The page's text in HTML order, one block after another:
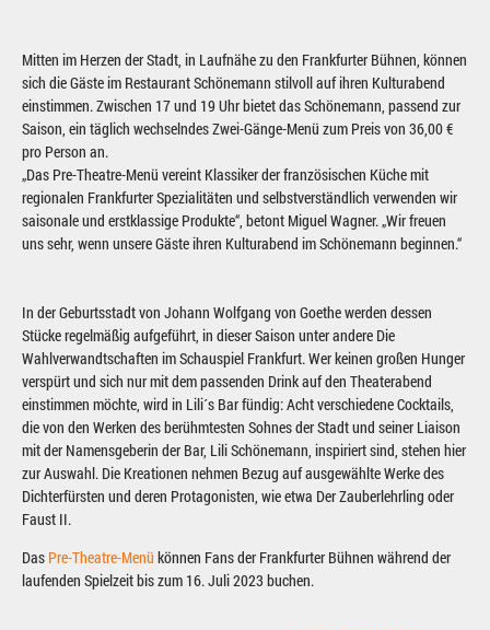
Mitten im Herzen der Stadt, in Laufnähe zu den Frankfurter Bühnen, können
sich die Gäste im Restaurant Schönemann stilvoll auf ihren Kulturabend
einstimmen. Zwischen 17 und 19 Uhr bietet das Schönemann, passend zur
Saison, ein täglich wechselndes Zwei-Gänge-Menü zum Preis von 36,00 €
pro Person an.
„Das Pre-Theatre-Menü vereint Klassiker der französischen Küche mit
regionalen Frankfurter Spezialitäten und selbstverständlich verwenden wir
saisonale und erstklassige Produkte“, betont Miguel Wagner. „Wir freuen
uns sehr, wenn unsere Gäste ihren Kulturabend im Schönemann beginnen.“
In der Geburtsstadt von Johann Wolfgang von Goethe werden dessen
Stücke regelmäßig aufgeführt, in dieser Saison unter andere Die
Wahlverwandtschaften im Schauspiel Frankfurt. Wer keinen großen Hunger
verspürt und sich nur mit dem passenden Drink auf den Theaterabend
einstimmen möchte, wird in Lili´s Bar fündig: Acht verschiedene Cocktails,
die von den Werken des berühmtesten Sohnes der Stadt und seiner Liaison
mit der Namensgeberin der Bar, Lili Schönemann, inspiriert sind, stehen hier
zur Auswahl. Die Kreationen nehmen Bezug auf ausgewählte Werke des
Dichterfürsten und deren Protagonisten, wie etwa Der Zauberlehrling oder
Faust II.
Das Pre-Theatre-Menü können Fans der Frankfurter Bühnen während der
laufenden Spielzeit bis zum 16. Juli 2023 buchen.